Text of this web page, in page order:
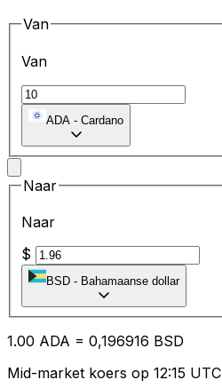
Van
Van
ADA - Cardano
Naar
Naar
$
BSD - Bahamaanse dollar
1.00 ADA = 0,196916 BSD
Mid-market koers op 12:15 UTC